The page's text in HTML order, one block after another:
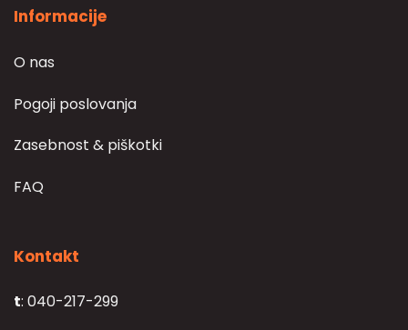
Informacije
O nas
Pogoji poslovanja
Zasebnost & piškotki
FAQ
Kontakt
t: 040-217-299